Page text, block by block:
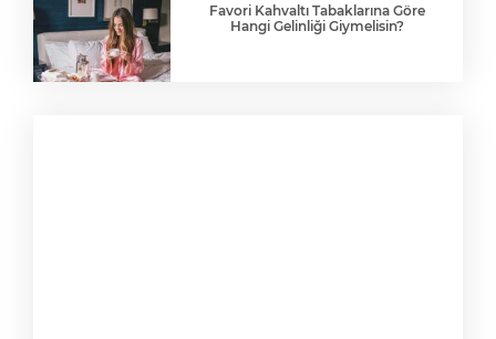
Favori Kahvaltı Tabaklarına Göre
Hangi Gelinliği Giymelisin?